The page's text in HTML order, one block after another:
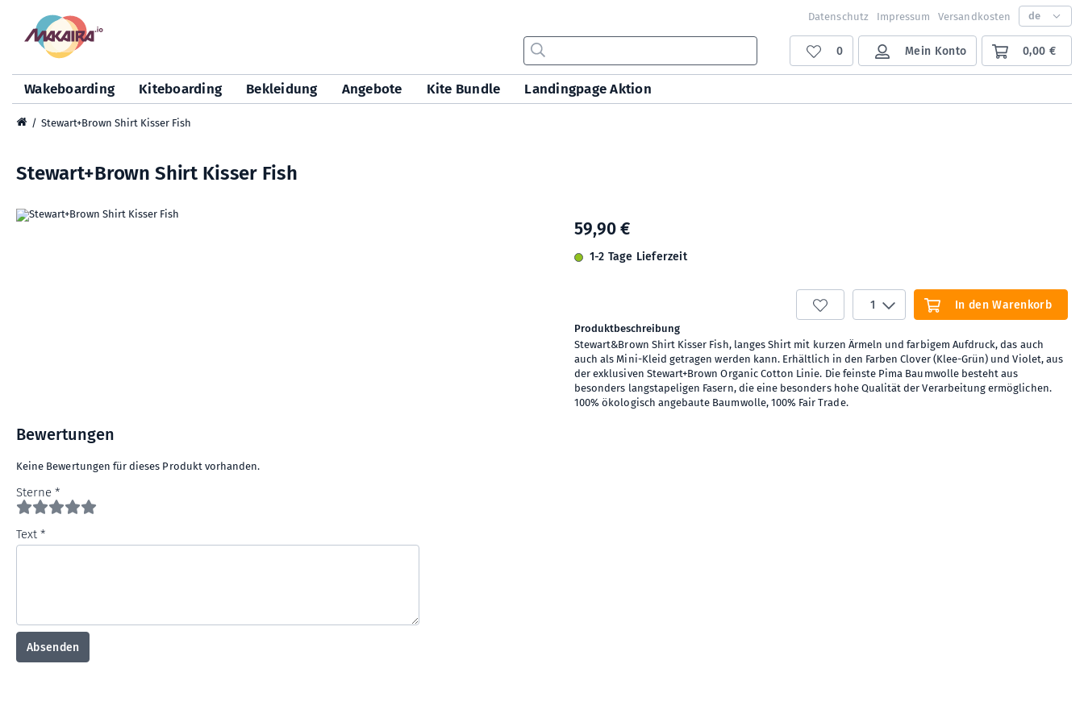
Datenschutz Impressum Versandkosten de
0 Mein Konto 0,00 €
Wakeboarding Kiteboarding Bekleidung Angebote Kite Bundle Landingpage Aktion
Stewart+Brown Shirt Kisser Fish
Stewart+Brown Shirt Kisser Fish
59,90 €
1-2 Tage Lieferzeit
1 In den Warenkorb
Produktbeschreibung
Stewart&Brown Shirt Kisser Fish, langes Shirt mit kurzen Ärmeln und farbigem Aufdruck, das auch
auch als Mini-Kleid getragen werden kann. Erhältlich in den Farben Clover (Klee-Grün) und Violet, aus
der exklusiven Stewart+Brown Organic Cotton Linie. Die feinste Pima Baumwolle besteht aus
besonders langstapeligen Fasern, die eine besonders hohe Qualität der Verarbeitung ermöglichen.
100% ökologisch angebaute Baumwolle, 100% Fair Trade.
Bewertungen
Keine Bewertungen für dieses Produkt vorhanden.
Sterne
Text
Absenden